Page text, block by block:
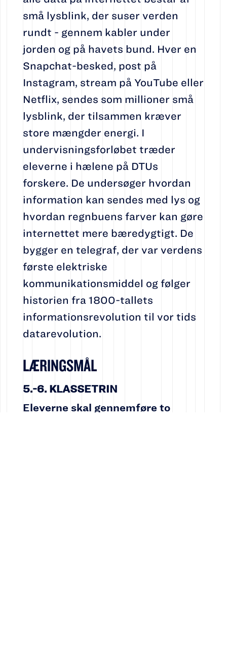
små lysblink, der suser verden
rundt - gennem kabler under
jorden og på havets bund. Hver en
Snapchat-besked, post på
Instagram, stream på YouTube eller
Netflix, sendes som millioner små
lysblink, der tilsammen kræver
store mængder energi. I
undervisningsforløbet træder
eleverne i hælene på DTUs
forskere. De undersøger hvordan
information kan sendes med lys og
hvordan regnbuens farver kan gøre
internettet mere bæredygtigt. De
bygger en telegraf, der var verdens
første elektriske
kommunikationsmiddel og følger
historien fra 1800-tallets
informationsrevolution til vor tids
datarevolution.
LÆRINGSMÅL
5.-6. KLASSETRIN
Eleverne skal gennemføre to